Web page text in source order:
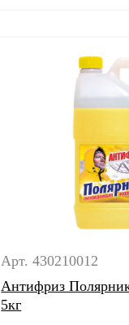
Арт. 430210012
Антифриз
5кг